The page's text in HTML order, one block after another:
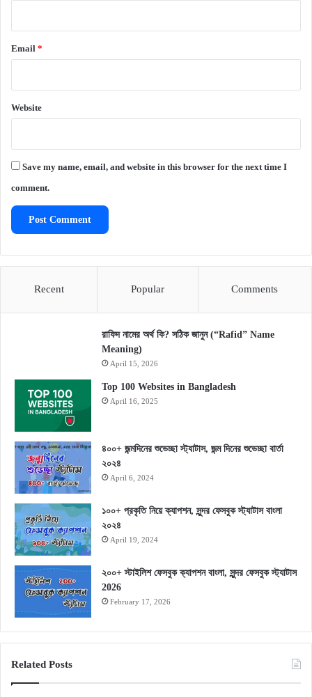
Email *
Website
Save my name, email, and website in this browser for the next time I
comment.
Recent Popular Comments
রাফিদ নামের অর্থ কি? সঠিক জানুন (“Rafid” Name
Meaning)
April 15, 2026
Top 100 Websites in Bangladesh
April 16, 2025
৪০০+ জন্মদিনের শুভেচ্ছা স্ট্যাটাস, জন্ম দিনের শুভেচ্ছা বার্তা
২০২৪
April 6, 2024
১০০+ প্রকৃতি নিয়ে ক্যাপশন, সুন্দর ফেসবুক স্ট্যাটাস বাংলা
২০২৪
April 19, 2024
২০০+ স্টাইলিশ ফেসবুক ক্যাপশন বাংলা, সুন্দর ফেসবুক স্ট্যাটাস
2026
February 17, 2026
Related Posts